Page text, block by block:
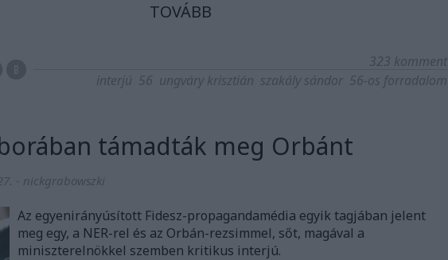
TOVÁBB
323 komment
interjú 56 ungváry krisztián szakály sándor 56-os forradalom
támadták meg Orbánt
- nickgrabowszki
Az egyenirányúsított Fidesz-propagandamédia egyik tagjában jelent
meg egy, a NER-rel és az Orbán-rezsimmel, sőt, magával a
miniszterelnökkel szemben kritikus interjú.